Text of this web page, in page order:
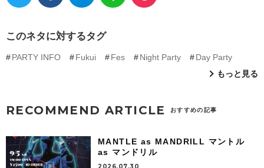
このネタに対するタグ
PARTY INFO Fukui Fes Night Party
Day Party
もっと見る
RECOMMEND ARTICLE おすすめの記事
MANTLE as MANDRILL マントル
as マンドリル
2026.07.30